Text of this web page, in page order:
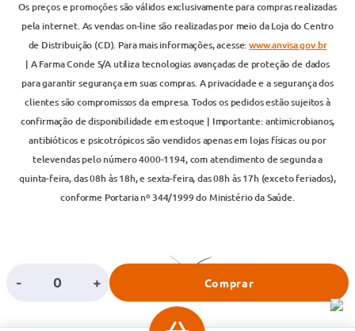
- + Comprar
Os preços e promoções são válidos exclusivamente para compras realizadas
pela internet. As vendas on-line são realizadas por meio da Loja do Centro
de Distribuição (CD). Para mais informações, acesse:www.anvisa.gov.br
| A Farma Conde S/A utiliza tecnologias avançadas de proteção de dados
para garantir segurança em suas compras. A privacidade e a segurança dos
clientes são compromissos da empresa. Todos os pedidos estão sujeitos à
confirmação de disponibilidade em estoque | Importante: antimicrobianos,
antibióticos e psicotrópicos são vendidos apenas em lojas físicas ou por
televendas pelo número 4000-1194, com atendimento de segunda a
quinta-feira, das 08h às 18h, e sexta-feira, das 08h às 17h (exceto feriados),
conforme Portaria nº 344/1999 do Ministério da Saúde.